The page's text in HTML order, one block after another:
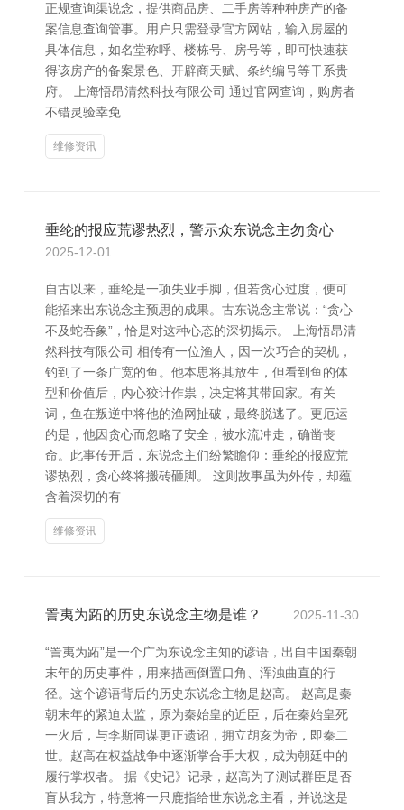
正规查询渠说念，提供商品房、二手房等种种房产的备
案信息查询管事。用户只需登录官方网站，输入房屋的
具体信息，如名堂称呼、楼栋号、房号等，即可快速获
得该房产的备案景色、开辟商天赋、条约编号等干系贵
府。 上海悟昂清然科技有限公司 通过官网查询，购房者
不错灵验幸免
维修资讯
垂纶的报应荒谬热烈，警示众东说念主勿贪心
2025-12-01
自古以来，垂纶是一项失业手脚，但若贪心过度，便可
能招来出东说念主预思的成果。古东说念主常说：“贪心
不及蛇吞象”，恰是对这种心态的深切揭示。 上海悟昂清
然科技有限公司 相传有一位渔人，因一次巧合的契机，
钓到了一条广宽的鱼。他本思将其放生，但看到鱼的体
型和价值后，内心狡计作祟，决定将其带回家。有关
词，鱼在叛逆中将他的渔网扯破，最终脱逃了。更厄运
的是，他因贪心而忽略了安全，被水流冲走，确凿丧
命。此事传开后，东说念主们纷繁瞻仰：垂纶的报应荒
谬热烈，贪心终将搬砖砸脚。 这则故事虽为外传，却蕴
含着深切的有
维修资讯
詈夷为跖的历史东说念主物是谁？ 2025-11-30
“詈夷为跖”是一个广为东说念主知的谚语，出自中国秦朝
末年的历史事件，用来描画倒置口角、浑浊曲直的行
径。这个谚语背后的历史东说念主物是赵高。 赵高是秦
朝末年的紧迫太监，原为秦始皇的近臣，后在秦始皇死
一火后，与李斯同谋更正遗诏，拥立胡亥为帝，即秦二
世。赵高在权益战争中逐渐掌合手大权，成为朝廷中的
履行掌权者。 据《史记》记录，赵高为了测试群臣是否
盲从我方，特意将一只鹿指给世东说念主看，并说这是